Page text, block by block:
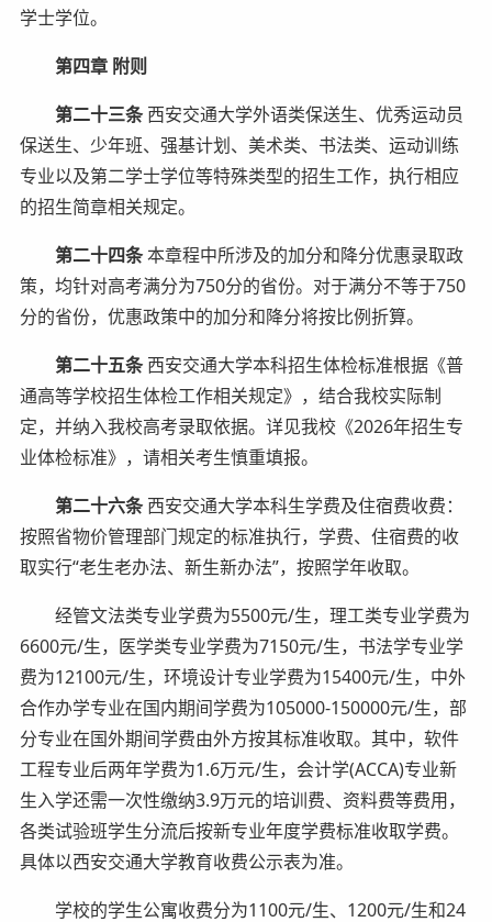
学士学位。
第四章 附则
第二十三条西安交通大学外语类保送生、优秀运动员
保送生、少年班、强基计划、美术类、书法类、运动训练
专业以及第二学士学位等特殊类型的招生工作，执行相应
的招生简章相关规定。
第二十四条本章程中所涉及的加分和降分优惠录取政
策，均针对高考满分为750分的省份。对于满分不等于750
分的省份，优惠政策中的加分和降分将按比例折算。
第二十五条西安交通大学本科招生体检标准根据《普
通高等学校招生体检工作相关规定》，结合我校实际制
定，并纳入我校高考录取依据。详见我校《2026年招生专
业体检标准》，请相关考生慎重填报。
第二十六条西安交通大学本科生学费及住宿费收费：
按照省物价管理部门规定的标准执行，学费、住宿费的收
取实行“老生老办法、新生新办法”，按照学年收取。
经管文法类专业学费为5500元/生，理工类专业学费为
6600元/生，医学类专业学费为7150元/生，书法学专业学
费为12100元/生，环境设计专业学费为15400元/生，中外
合作办学专业在国内期间学费为105000-150000元/生，部
分专业在国外期间学费由外方按其标准收取。其中，软件
工程专业后两年学费为1.6万元/生，会计学(ACCA)专业新
生入学还需一次性缴纳3.9万元的培训费、资料费等费用，
各类试验班学生分流后按新专业年度学费标准收取学费。
具体以西安交通大学教育收费公示表为准。
学校的学生公寓收费分为1100元/生、1200元/生和24